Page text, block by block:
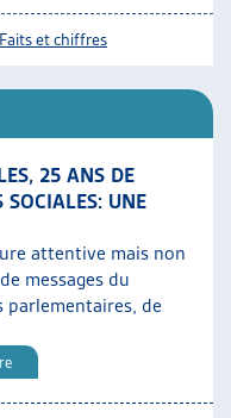
Faits et chiffres
25 ANS DE
SOCIALES: UNE
attentive mais non
messages du
parlementaires, de